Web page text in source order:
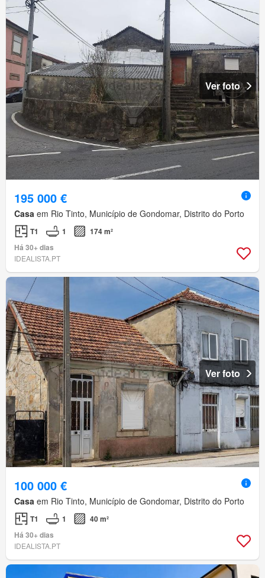
Ver foto
195 000 €
Casa em Rio Tinto, Município de Gondomar, Distrito do Porto
T1 1
174 m²
Há 30+ dias
IDEALISTA.PT
Ver foto
100 000 €
Casa em Rio Tinto, Município de Gondomar, Distrito do Porto
T1 1
40 m²
Há 30+ dias
IDEALISTA.PT